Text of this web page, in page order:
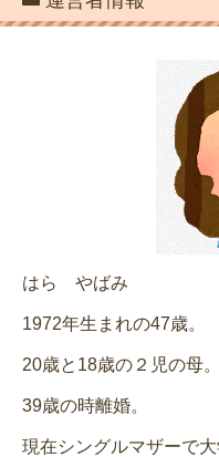
はら やばみ
1972年生まれの47歳。
20歳と18歳の２児の母。
39歳の時離婚。
現在シングルマザーで